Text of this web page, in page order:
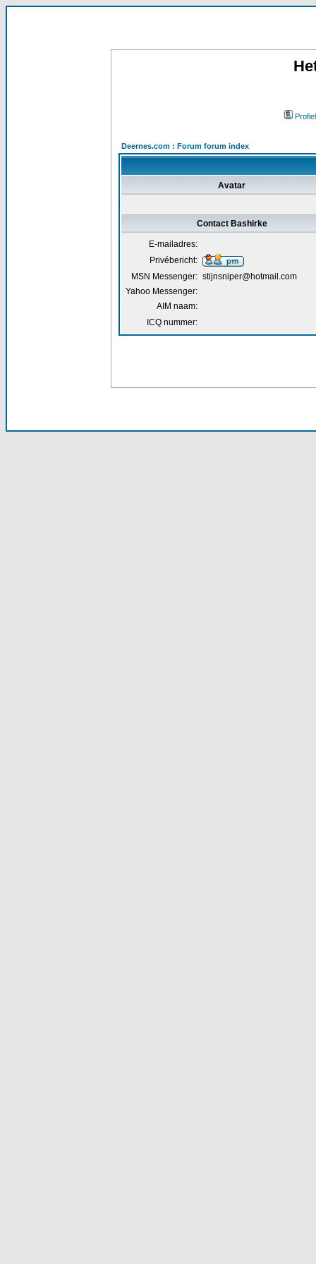
Profiel
Deernes.com : Forum forum index
Avatar
Contact Bashirke
E-mailadres:
Privébericht:
MSN Messenger: stijnsniper@hotmail.com
Yahoo Messenger:
AIM naam:
ICQ nummer: